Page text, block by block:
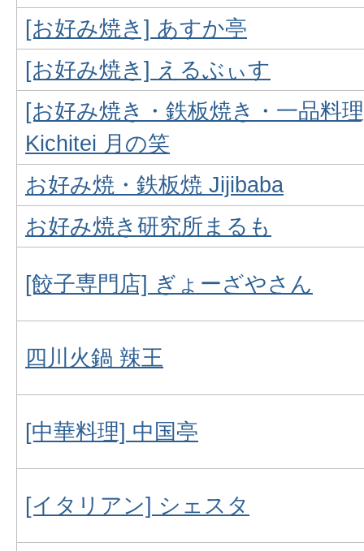
[お好み焼き] あすか亭
[お好み焼き] えるぶぃす
[お好み焼き・鉄板焼き・一品料
Kichitei 月の笑
お好み焼・鉄板焼 Jijibaba
お好み焼き研究所まるも
[餃子専門店] ぎょーざやさん
四川火鍋 辣王
[中華料理] 中国亭
[イタリアン] シェスタ